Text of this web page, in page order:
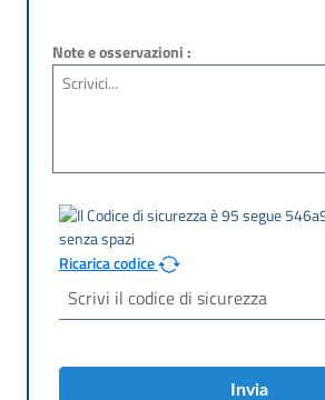
Note e osservazioni :
Ricarica codice
Invia